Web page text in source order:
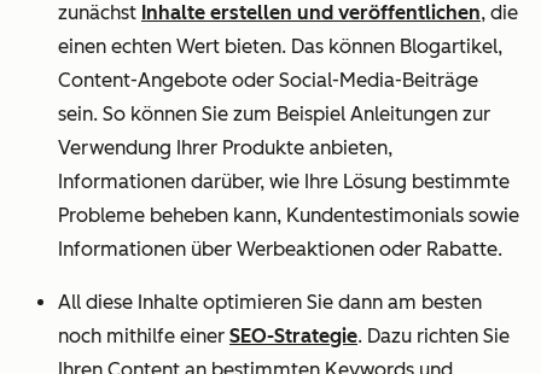
zunächst Inhalte erstellen und veröffentlichen, die
einen echten Wert bieten. Das können Blogartikel,
Content-Angebote oder Social-Media-Beiträge
sein. So können Sie zum Beispiel Anleitungen zur
Verwendung Ihrer Produkte anbieten,
Informationen darüber, wie Ihre Lösung bestimmte
Probleme beheben kann, Kundentestimonials sowie
Informationen über Werbeaktionen oder Rabatte.
All diese Inhalte optimieren Sie dann am besten
noch mithilfe einer SEO-Strategie. Dazu richten Sie